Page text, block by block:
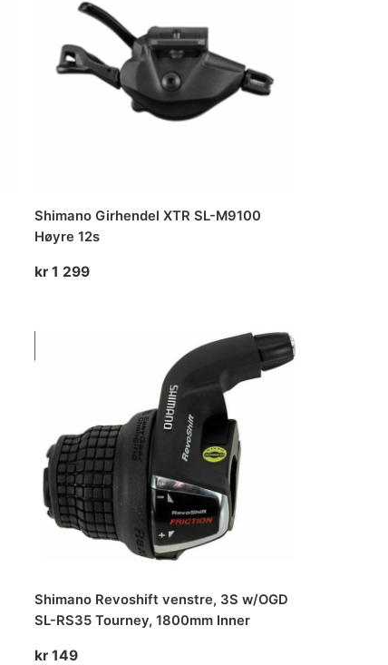
Shimano Girhendel XTR SL-M9100
Høyre 12s
kr1 299
Shimano Revoshift venstre, 3S w/OGD
SL-RS35 Tourney, 1800mm Inner
kr149